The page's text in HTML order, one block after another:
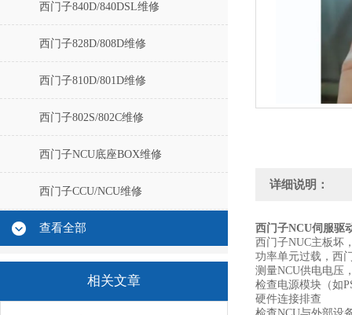
西门子840D/840DSL维修
西门子828D/808D维修
西门子810D/801D维修
西门子802S/802C维修
西门子NCU底座BOX维修
西门子CCU/NCU维修
查看全部
相关文章
详细说明：
西门子NCU伺服驱
西门子NUC主板坏
功率单元过载，西
测量NCU供电电压
检查电源模块（如
‌硬件连接排查‌